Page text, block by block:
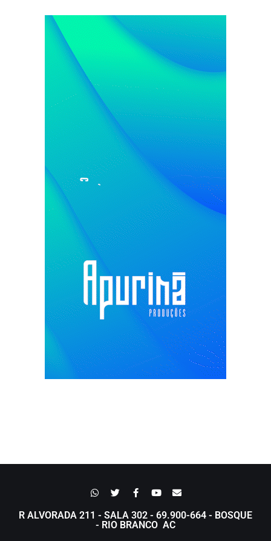
R ALVORADA 211 - SALA 302 - 69.900-664 - BOSQUE
- RIO BRANCO AC